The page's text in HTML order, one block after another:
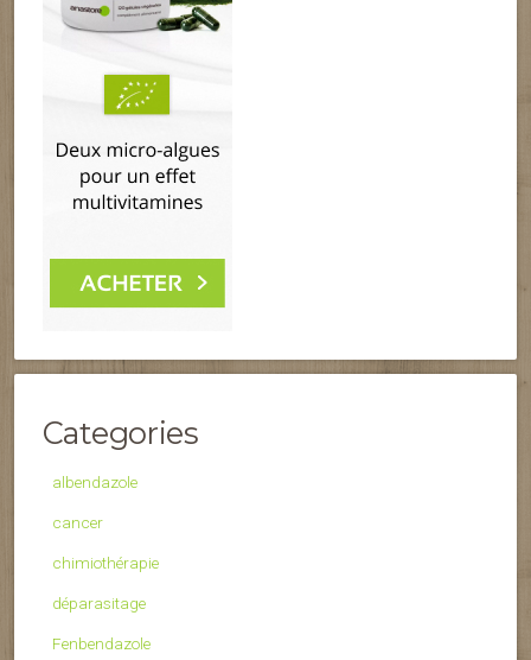
Categories
albendazole
cancer
chimiothérapie
déparasitage
Fenbendazole